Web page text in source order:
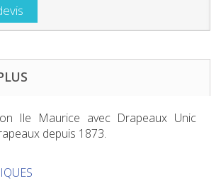
Ile Maurice avec Drapeaux Unic
depuis 1873.